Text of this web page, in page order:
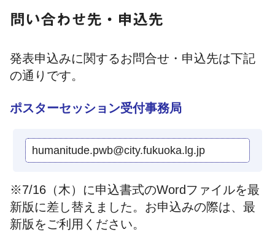
問い合わせ先・申込先
発表申込みに関するお問合せ・申込先は下記
の通りです。
ポスターセッション受付事務局
humanitude.pwb@city.fukuoka.lg.jp
※7/16（木）に申込書式のWordファイルを最
新版に差し替えました。お申込みの際は、最
新版をご利用ください。